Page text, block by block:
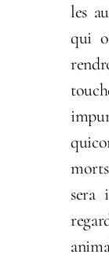
les
qui
sera